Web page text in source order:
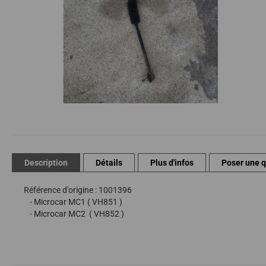
d’images
Description
Référence d'origine : 1001396
- Microcar MC1 ( VH851 )
- Microcar MC2 ( VH852 )
Détails Plus d'infos Poser une